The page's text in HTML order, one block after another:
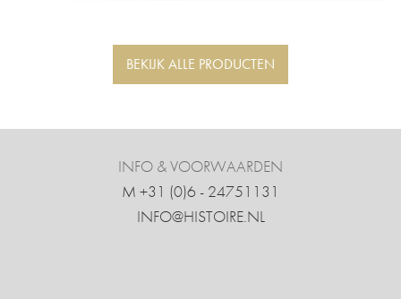
BEKIJK ALLE PRODUCTEN
INFO & VOORWAARDEN
M +31 ‍(0)6 - 24751131
INFO@HISTOIRE.NL